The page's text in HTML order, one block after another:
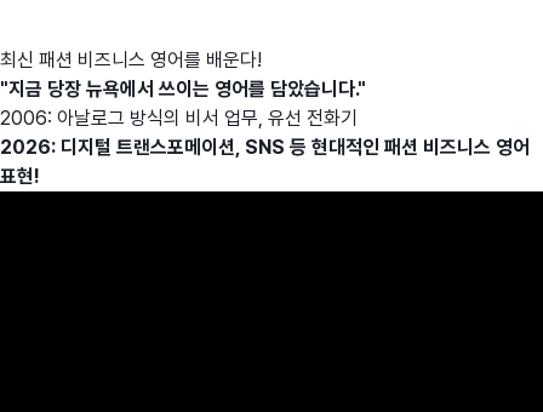
최신 패션 비즈니스 영어를 배운다!
"지금 당장 뉴욕에서 쓰이는 영어를 담았습니다."
2006: 아날로그 방식의 비서 업무, 유선 전화기
2026: 디지털 트랜스포메이션, SNS 등 현대적인 패션 비즈니스 영어
표현!